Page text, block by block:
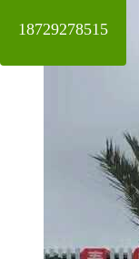
18729278515